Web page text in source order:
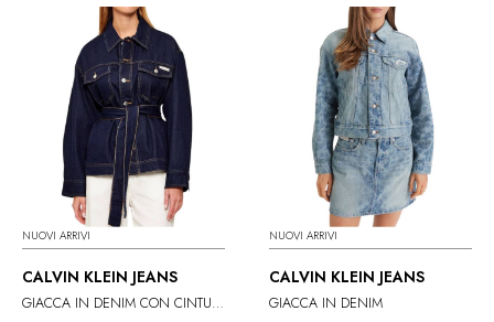
NUOVI ARRIVI
CALVIN KLEIN JEANS
GIACCA IN DENIM CON CINTURA
NUOVI ARRIVI
CALVIN KLEIN JEANS
GIACCA IN DENIM